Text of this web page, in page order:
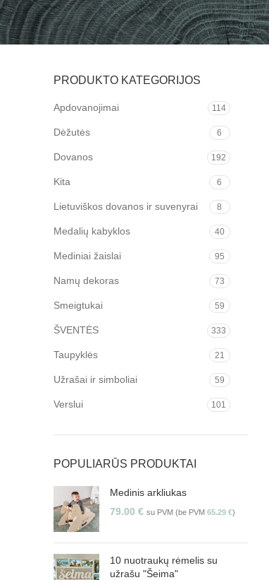
PRODUKTO KATEGORIJOS
Apdovanojimai 114
Dėžutės 6
Dovanos 192
Kita 6
Lietuviškos dovanos ir suvenyrai 8
Medalių kabyklos 40
Mediniai žaislai 95
Namų dekoras 73
Smeigtukai 59
ŠVENTĖS 333
Taupyklės 21
Užrašai ir simboliai 59
Verslui 101
POPULIARŪS PRODUKTAI
Medinis arkliukas
79.00 € su PVM (be PVM 65.29 €)
10 nuotraukų rėmelis su
užrašu "Šeima"